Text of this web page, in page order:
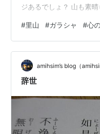
ジあるでしょ？ 山も素
あります♪( ´▽｀) 越前の
とともに、支配勢力が偏
出身地なんですけどね、
智光秀を置いてます 神社
した光秀、愛娘に『ガラ
#里山 #ガラシャ #心
amihsim’s blog（
辞世